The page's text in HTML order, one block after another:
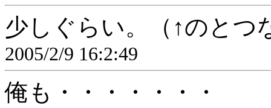
少しぐらい。（↑のとつ
2005/2/9 16:2:49
俺も・・・・・・・